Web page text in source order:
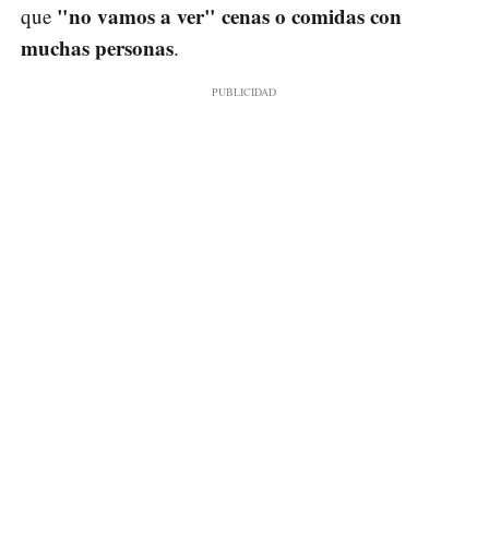
que "no vamos a ver" cenas o comidas con
muchas personas.